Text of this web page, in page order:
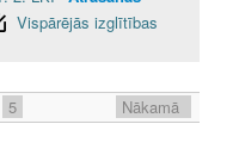
Vispārējās izglītības
5
Nākamā